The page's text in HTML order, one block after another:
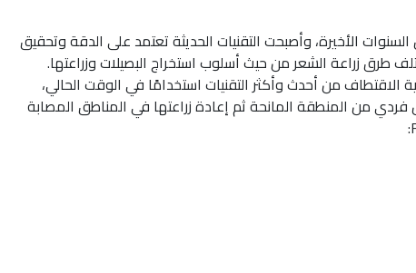
الأخيرة، وأصبحت التقنيات الحديثة تعتمد على الدقة وتحقيق
طرق زراعة الشعر من حيث أسلوب استخراج البصيلات وزراعتها.
الاقتطاف من أحدث وأكثر التقنيات استخدامًا في الوقت الحالي،
من المنطقة المانحة ثم إعادة زراعتها في المناطق المصابة